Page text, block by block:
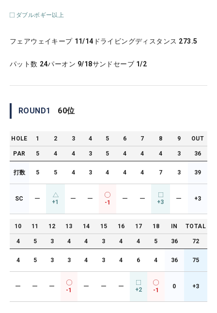
ダブルボギー以上
フェアウェイキープ 11/14 ドライビングディスタンス 273.5
パット数 24パーオン 9/18サンドセーブ 1/2
ROUND1 60位
HOLE 1 2 3 4 5 6 7 8 9 OUT
PAR 5 4 4 3 5 4 4 4 3 36
打数 5 5 4 3 4 4 4 7 3 39
SC ー +1 ー ー
-1
ー ー +3 ー +3
10 11 12 13 14 15 16 17 18 IN TOTAL
4 5 3 4 4 3 4 4 5 36 72
4 5 3 3 4 3 4 6 4 36 75
ー ー ー
-1
ー ー ー +2 -1
0 +3